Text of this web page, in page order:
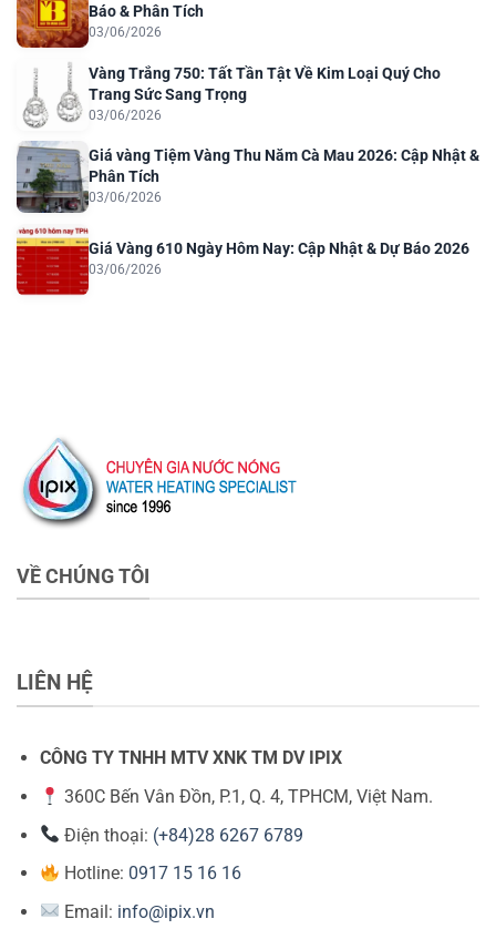
Báo & Phân Tích
03/06/2026
Vàng Trắng 750: Tất Tần Tật Về Kim Loại Quý Cho
Trang Sức Sang Trọng
03/06/2026
Giá vàng Tiệm Vàng Thu Năm Cà Mau 2026: Cập Nhật &
Phân Tích
03/06/2026
Giá Vàng 610 Ngày Hôm Nay: Cập Nhật & Dự Báo 2026
03/06/2026
VỀ CHÚNG TÔI
LIÊN HỆ
CÔNG TY TNHH MTV XNK TM DV IPIX
360C Bến Vân Đồn, P.1, Q. 4, TPHCM, Việt Nam.
Điện thoại: (+84)28 6267 6789
Hotline: 0917 15 16 16
Email: info@ipix.vn